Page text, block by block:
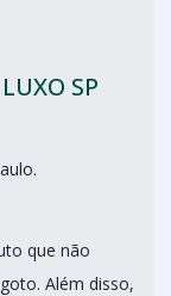
SP
que não
Além disso,